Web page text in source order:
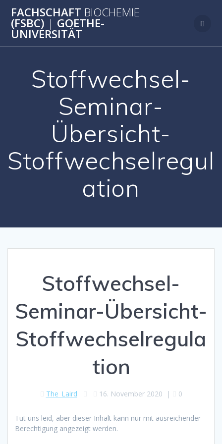
Inhalt
FACHSCHAFT BIOCHEMIE
(FSBC) | GOETHE-
UNIVERSITÄT
Stoffwechsel-
Seminar-
Übersicht-
Stoffwechselregul
ation
Stoffwechsel-
Seminar-Übersicht-
Stoffwechselregula
tion
The_Laird 16. November 2020 | 0
Tut uns leid, aber dieser Inhalt kann nur mit ausreichender
Berechtigung angezeigt werden.